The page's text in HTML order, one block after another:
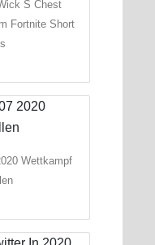
S Chest
Fortnite Short
Wettkampf